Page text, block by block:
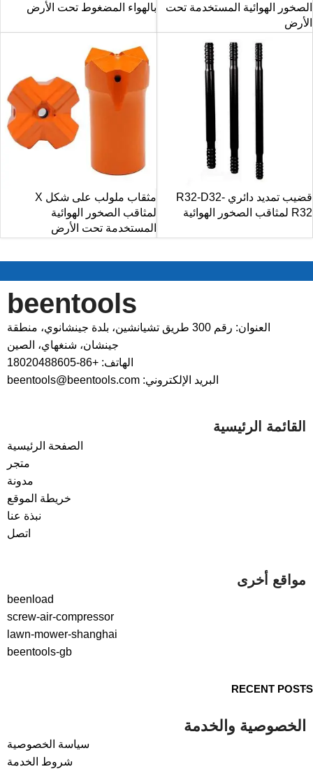
الصخور الهوائية المستخدمة تحت
الأرض
بالهواء المضغوط تحت الأرض
قضيب تمديد دائري R32-D32-
R32 لمثاقب الصخور الهوائية
مثقاب ملولب على شكل X
لمثاقب الصخور الهوائية
المستخدمة تحت الأرض
beentools
العنوان: رقم 300 طريق تشيانشين، بلدة جينشانوي، منطقة
جينشان، شنغهاي، الصين
الهاتف: +86-18020488605
البريد الإلكتروني: beentools@beentools.com
القائمة الرئيسية
الصفحة الرئيسية
متجر
مدونة
خريطة الموقع
نبذة عنا
اتصل
مواقع أخرى
beenload
screw-air-compressor
lawn-mower-shanghai
beentools-gb
RECENT POSTS
الخصوصية والخدمة
سياسة الخصوصية
شروط الخدمة